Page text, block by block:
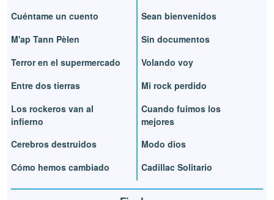
Cuéntame un cuento
M'ap Tann Pèlen
Terror en el supermercado
Entre dos tierras
Los rockeros van al
infierno
Cerebros destruidos
Cómo hemos cambiado
Sean bienvenidos
Sin documentos
Volando voy
Mi rock perdido
Cuando fuimos los
mejores
Modo dios
Cadillac Solitario